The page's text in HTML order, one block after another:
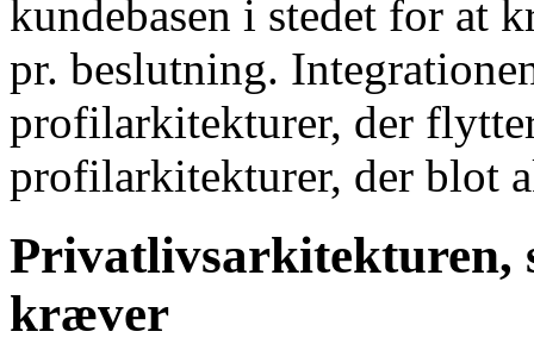
kundebasen i stedet for at
pr. beslutning.
profilarkitekturer, der
profilarkitekturer, der blot
Privatlivsarkitekturen,
kræver